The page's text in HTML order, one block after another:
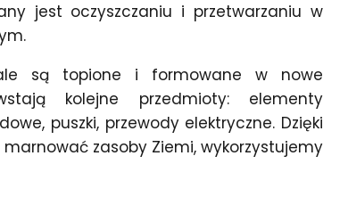
jest oczyszczaniu i przetwarzaniu w
są topione i formowane w nowe
kolejne przedmioty: elementy
puszki, przewody elektryczne. Dzięki
zasoby Ziemi, wykorzystujemy